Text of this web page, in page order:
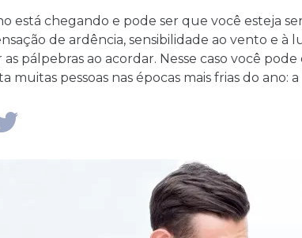
está chegando e pode ser que você esteja
de ardência, sensibilidade ao vento e
as pálpebras ao acordar. Nesse caso você
muitas pessoas nas épocas mais frias do ano: